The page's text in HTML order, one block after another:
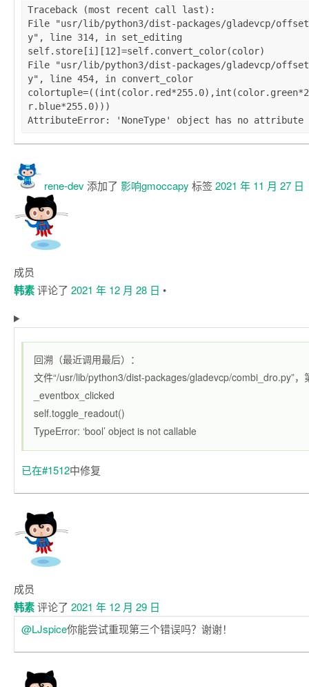
Traceback (most recent call last):
File "usr/lib/python3/dist-packages/gladevcp/
y", line 314, in set_editing
self.store[i][12]=self.convert_color(color)
File "usr/lib/python3/dist-packages/gladevcp/
y", line 454, in convert_color
r.blue*255.0)))
rene-dev添加了 影响gmoccapy 标签2021 年 11 月 27 日
成员
韩素评论了 2021 年 12 月 28 日 •
回溯（最近调用最后）：
文件“/usr/lib/python3/dist-packages/gladevcp/combi_dro.py”，
_eventbox_clicked
self.toggle_readout()
TypeError: ‘bool’ object is not callable
已在#1512中修复
成员
韩素评论了 2021 年 12 月 29 日
@LJspice你能尝试重现第三个错误吗？谢谢！